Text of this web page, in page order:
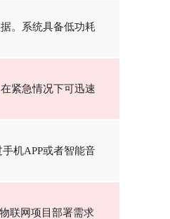
。系统具备低功耗
紧急情况下可迅速
机APP或者智能音
联网项目部署需求